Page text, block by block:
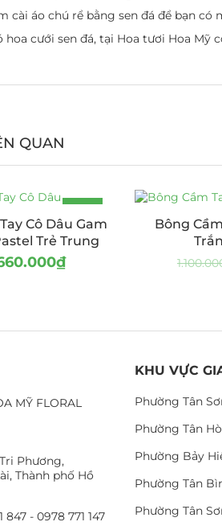
cài áo chú rể bằng sen đá để bạn
hoa cưới sen đá, tại Hoa tươi Hoa Mỹ
QUAN
-25%
Cô Dâu Gam
Trẻ Trung
₫
Bông
MỸ FLORAL
Phương,
Thành phố Hồ
847 - 0978 771 147
KHU VỰC
Phường Tân
Phường Tân
Phường Bảy
Phường Tân
Phường Tân